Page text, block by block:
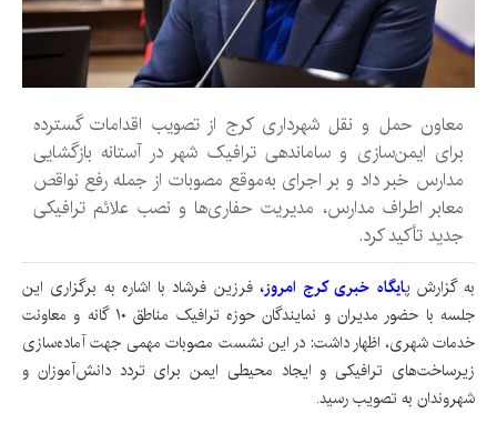
معاون حمل و نقل شهرداری کرج از تصویب اقدامات گسترده
برای ایمن‌سازی و ساماندهی ترافیک شهر در آستانه بازگشایی
مدارس خبر داد و بر اجرای به‌موقع مصوبات از جمله رفع نواقص
معابر اطراف مدارس، مدیریت حفاری‌ها و نصب علائم ترافیکی
جدید تأکید کرد.
به گزارش پایگاه خبری کرج امروز، فرزین فرشاد با اشاره به برگزاری این
جلسه با حضور مدیران و نمایندگان حوزه ترافیک مناطق ۱۰ گانه و معاونت
خدمات شهری، اظهار داشت: در این نشست مصوبات مهمی جهت آماده‌سازی
زیرساخت‌های ترافیکی و ایجاد محیطی ایمن برای تردد دانش‌آموزان و
شهروندان به تصویب رسید.